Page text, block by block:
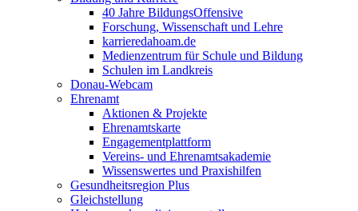
40 Jahre BildungsOffensive
Forschung, Wissenschaft und Lehre
karrieredahoam.de
Medienzentrum für Schule und Bildung
Schulen im Landkreis
Donau-Webcam
Ehrenamt
Aktionen & Projekte
Ehrenamtskarte
Engagementplattform
Vereins- und Ehrenamtsakademie
Wissenswertes und Praxishilfen
Gesundheitsregion Plus
Gleichstellung